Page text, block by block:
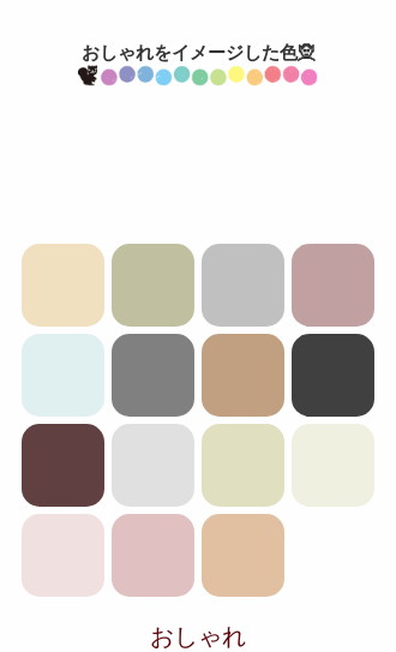
おしゃれをイメージした色🧝
おしゃれ